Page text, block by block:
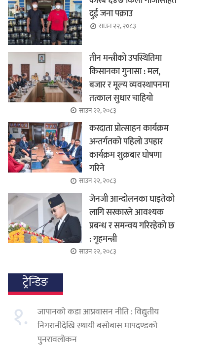
दुई जना पक्राउ
साउन २२, २०८३
तीन मन्त्रीको उपस्थितिमा
किसानका गुनासा : मल,
बजार र मूल्य व्यवस्थापनमा
तत्काल सुधार चाहियो
साउन २२, २०८३
करदाता प्रोत्साहन कार्यक्रम
अन्तर्गतको पहिलो उपहार
कार्यक्रम शुक्रबार घोषणा
गरिने
साउन २२, २०८३
जेनजी आन्दोलनका घाइतेको
लागि सरकारले आवश्यक
प्रबन्ध र समन्वय गरिरहेको छ
: गृहमन्त्री
साउन २२, २०८३
ट्रेन्डिङ
१.
जापानको कडा आप्रवासन नीति : विद्युतीय
निगरानीदेखि स्थायी बसोबास मापदण्डको
पुनरावलोकन